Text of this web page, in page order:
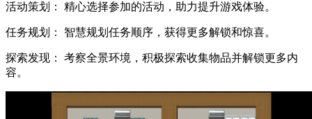
活动策划： 精心选择参加的活动，助力提升游戏体验。
任务规划： 智慧规划任务顺序，获得更多解锁和惊喜。
探索发现： 考察全景环境，积极探索收集物品并解锁更多内
容。